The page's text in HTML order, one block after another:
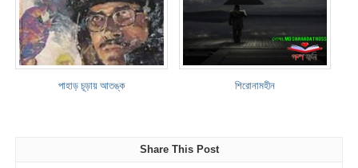
পাহাড় চূড়ায় আতঙ্ক শিরোনামহীন
Share This Post